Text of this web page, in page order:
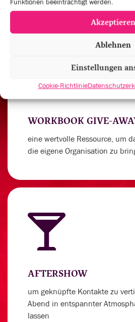
Akzeptieren
Ablehnen
Einstellungen
Cookie-Richtlinie
WORKBOOK GIVE-
eine wertvolle Ressource, um
die eigene Organisation zu
AFTERSHOW
um geknüpfte Kontakte zu
Abend in entspannter
lassen